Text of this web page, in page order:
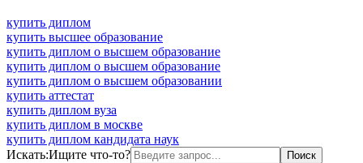
купить диплом
купить высшее образование
купить диплом о высшем образование
купить диплом о высшем образование
купить диплом о высшем образовании
купить аттестат
купить диплом вуза
купить диплом в москве
купить диплом кандидата наук
Искать:Ищите что-то?